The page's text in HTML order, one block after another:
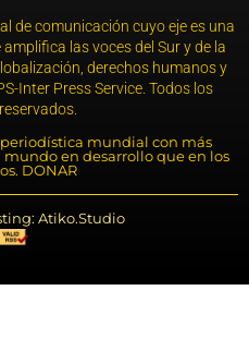
de comunicación cuyo eje es una
las voces del Sur y de la
derechos humanos y
Inter Press Service. Todos los
mundial con más
mundo en desarrollo que en los
DONAR
Atiko.Studio